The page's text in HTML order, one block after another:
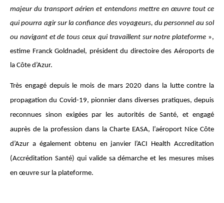
majeur du transport aérien et entendons mettre en œuvre tout ce
qui pourra agir sur la confiance des voyageurs, du personnel au sol
ou navigant et de tous ceux qui travaillent sur notre plateforme »,
estime Franck Goldnadel, président du directoire des Aéroports de
la Côte d’Azur.
Très engagé depuis le mois de mars 2020 dans la lutte contre la
propagation du Covid-19, pionnier dans diverses pratiques, depuis
reconnues sinon exigées par les autorités de Santé, et engagé
auprès de la profession dans la Charte EASA, l’aéroport Nice Côte
d’Azur a également obtenu en janvier l’ACI Health Accreditation
(Accréditation Santé) qui valide sa démarche et les mesures mises
en œuvre sur la plateforme.